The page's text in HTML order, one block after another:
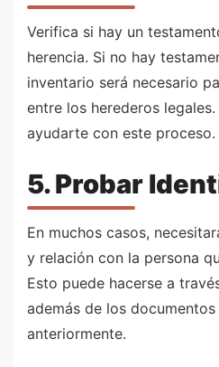
Verifica si hay un
herencia. Si no hay
inventario será necesario
entre los herederos
ayudarte con este proceso.
5. Probar
En muchos casos,
y relación con la persona
Esto puede hacerse a
además de los
anteriormente.